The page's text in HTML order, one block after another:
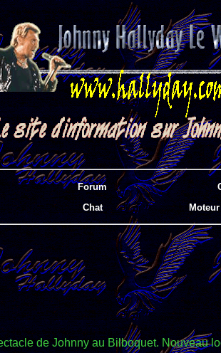
Forum
Chat
de Johnny au Bilboquet. Nouveau